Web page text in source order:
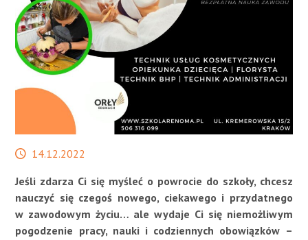
STREFA SŁUCHACZA
Data
14.12.2022
Jeśli zdarza Ci się myśleć o powrocie do szkoły, chcesz
nauczyć się czegoś nowego, ciekawego i przydatnego
w zawodowym życiu… ale wydaje Ci się niemożliwym
pogodzenie pracy, nauki i codziennych obowiązków –